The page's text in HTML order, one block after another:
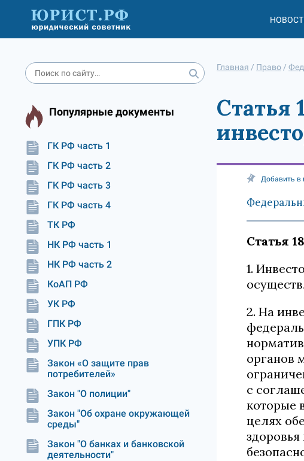
Популярные документы
ГК РФ часть 1
ГК РФ часть 2
ГК РФ часть 3
ГК РФ часть 4
ТК РФ
НК РФ часть 1
НК РФ часть 2
КоАП РФ
УК РФ
ГПК РФ
УПК РФ
Закон «О защите прав
потребителей»
Закон "О полиции"
Закон "Об охране окружающей
среды"
Закон "О банках и банковской
деятельности"
Главная / Право /
Статья
Добавить в
Статья
1.
2. На
органов
с
которые
целях